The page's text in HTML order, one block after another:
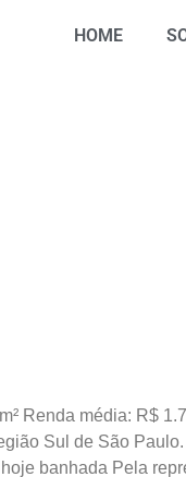
HOME
Renda média: R$
Sul de São Paulo.
banhada Pela